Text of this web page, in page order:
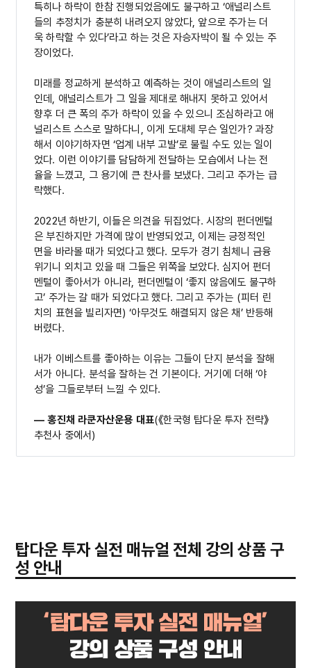
특히나 하락이 한참 진행되었음에도 불구하고 ‘애널리스트
들의 추정치가 충분히 내려오지 않았다, 앞으로 주가는 더
욱 하락할 수 있다’라고 하는 것은 자승자박이 될 수 있는 주
장이었다.
미래를 정교하게 분석하고 예측하는 것이 애널리스트의 일
인데, 애널리스트가 그 일을 제대로 해내지 못하고 있어서
향후 더 큰 폭의 주가 하락이 있을 수 있으니 조심하라고 애
널리스트 스스로 말하다니, 이게 도대체 무슨 일인가? 과장
해서 이야기하자면 ‘업계 내부 고발’로 불릴 수도 있는 일이
었다. 이런 이야기를 담담하게 전달하는 모습에서 나는 전
율을 느꼈고, 그 용기에 큰 찬사를 보냈다. 그리고 주가는 급
락했다.
2022년 하반기, 이들은 의견을 뒤집었다. 시장의 펀더멘털
은 부진하지만 가격에 많이 반영되었고, 이제는 긍정적인
면을 바라볼 때가 되었다고 했다. 모두가 경기 침체니 금융
위기니 외치고 있을 때 그들은 위쪽을 보았다. 심지어 펀더
멘털이 좋아서가 아니라, 펀더멘털이 ‘좋지 않음에도 불구하
고’ 주가는 갈 때가 되었다고 했다. 그리고 주가는 (피터 린
치의 표현을 빌리자면) ‘아무것도 해결되지 않은 채’ 반등해
버렸다.
내가 이베스트를 좋아하는 이유는 그들이 단지 분석을 잘해
서가 아니다. 분석을 잘하는 건 기본이다. 거기에 더해 ‘야
성’을 그들로부터 느낄 수 있다.
― 홍진채 라쿤자산운용 대표(《한국형 탑다운 투자 전략》
추천사 중에서)
탑다운 투자 실전 매뉴얼 전체 강의 상품 구
성 안내